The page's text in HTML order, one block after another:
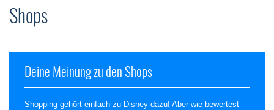
Shops
Deine Meinung zu den Shops
Shopping gehört einfach zu Disney dazu! Aber wie bewertest